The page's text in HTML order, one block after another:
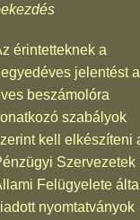
érintetteknek a
jelentést
beszámolóra
szabályok
kell elkészíteni
Szervezetek
Felügyelete
nyomtatványok